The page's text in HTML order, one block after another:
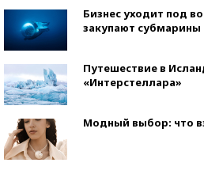
Бизнес уходит под
закупают субмарины
Путешествие в
«Интерстеллара»
Модный выбор: что